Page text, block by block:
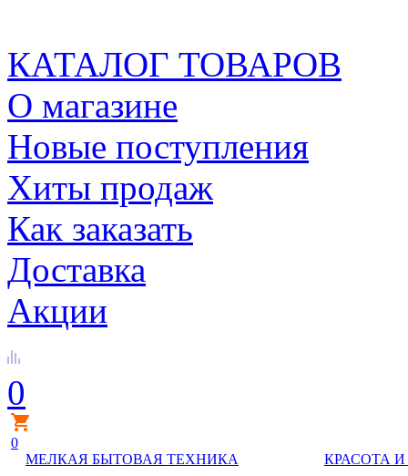
КАТАЛОГ ТОВАРОВ
О магазине
Новые поступления
Хиты продаж
Как заказать
Доставка
Акции
0
0
МЕЛКАЯ БЫТОВАЯ ТЕХНИКА
КРАСОТА И